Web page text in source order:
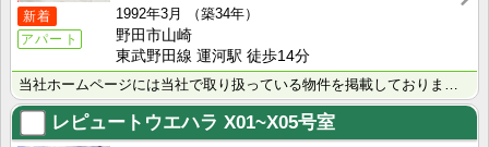
新着
アパート
1992年3月
（築34年）
野田市山崎
東武野田線 運河駅 徒歩14分
レピュートウエハラ X01~X05号室